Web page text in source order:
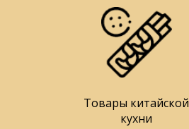
Товары китайской
кухни